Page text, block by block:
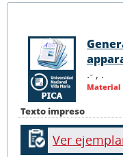
Texto impreso
.- , .
Material
Ver